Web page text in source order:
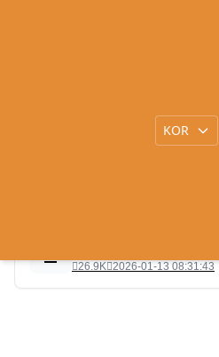
26.9K 2026-01-13 08:31:43